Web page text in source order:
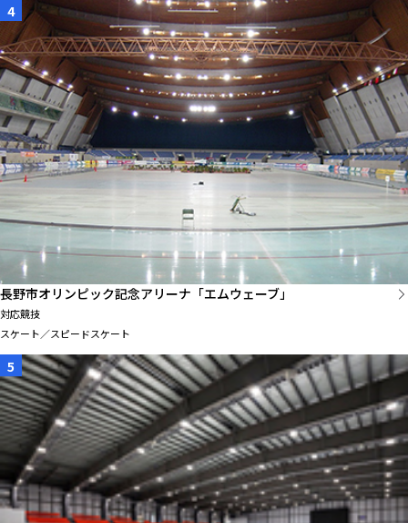
4
長野市オリンピック記念アリーナ「エムウェーブ」
対応競技
スケート／スピードスケート
5